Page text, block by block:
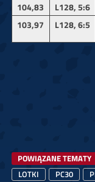
104,83
L128, 5:6
103,97
L128, 6:5
POWIĄZANE TEMATY
LOTKI
PC30